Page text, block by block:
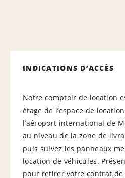
INDICATIONS D’ACCÈS
Notre comptoir de location
étage de l’espace de
l’aéroport international de
au niveau de la zone de
puis suivez les panneaux
location de véhicules.
pour retirer votre contrat de